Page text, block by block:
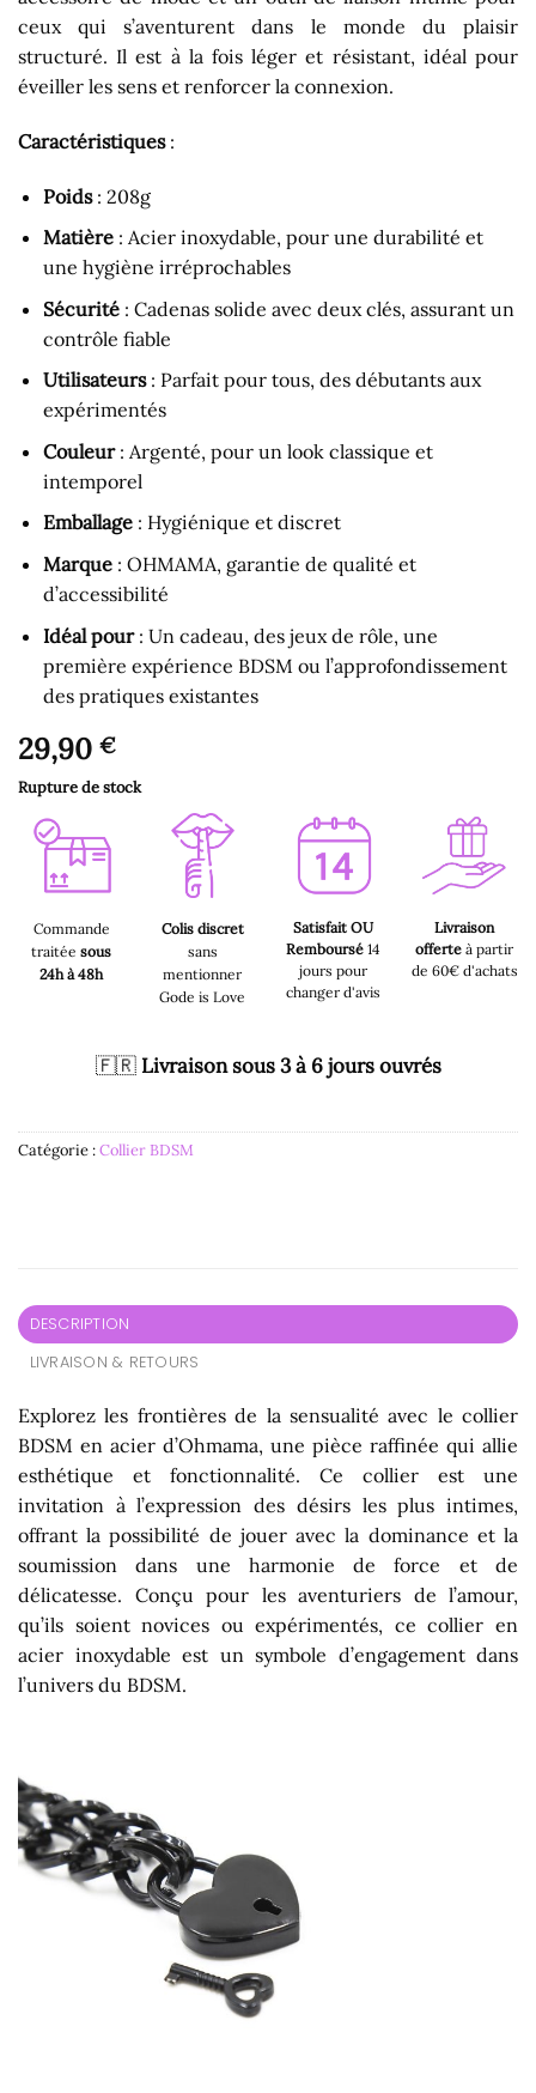
ceux qui s’aventurent dans le monde du plaisir
structuré. Il est à la fois léger et résistant, idéal pour
éveiller les sens et renforcer la connexion.
Caractéristiques:
Poids: 208g
Matière: Acier inoxydable, pour une durabilité et
une hygiène irréprochables
Sécurité: Cadenas solide avec deux clés, assurant un
contrôle fiable
Utilisateurs: Parfait pour tous, des débutants aux
expérimentés
Couleur: Argenté, pour un look classique et
intemporel
Emballage: Hygiénique et discret
Marque: OHMAMA, garantie de qualité et
d’accessibilité
Idéal pour: Un cadeau, des jeux de rôle, une
première expérience BDSM ou l’approfondissement
des pratiques existantes
29,90 €
Rupture de stock
Commande
traitée sous
24h à 48h
Colis discret
sans
mentionner
Gode is Love
Satisfait OU
Remboursé14
jours pour
changer d'avis
Livraison
offerte à partir
de 60€ d'achats
🇫🇷 Livraison sous 3 à 6 jours ouvrés
Catégorie :Collier BDSM
DESCRIPTION
LIVRAISON & RETOURS
Explorez les frontières de la sensualité avec le collier
BDSM en acier d’Ohmama, une pièce raffinée qui allie
esthétique et fonctionnalité. Ce collier est une
invitation à l’expression des désirs les plus intimes,
offrant la possibilité de jouer avec la dominance et la
soumission dans une harmonie de force et de
délicatesse. Conçu pour les aventuriers de l’amour,
qu’ils soient novices ou expérimentés, ce collier en
acier inoxydable est un symbole d’engagement dans
l’univers du BDSM.